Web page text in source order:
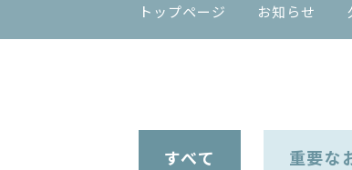
トップページ お知らせ
すべて 重要な